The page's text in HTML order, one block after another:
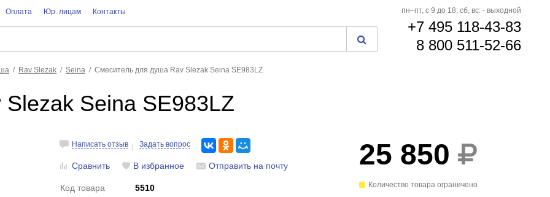
Оплата Юр. лицам Контакты пн–пт, с 9 до 18; сб, вс: - выходной
+7 495 118-43-83
8 800 511-52-66
Rav Slezak Seina Смеситель для душа Rav Slezak Seina SE983LZ
Seina SE983LZ
БЕСПЛАТНАЯ
ДОСТАВКА
Написать отзыв Задать вопрос
Сравнить В избранное Отправить на почту
Код товара
5510
25 850
Количество товара ограничено